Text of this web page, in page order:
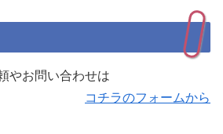
やお問い合わせは
コチラのフォームから